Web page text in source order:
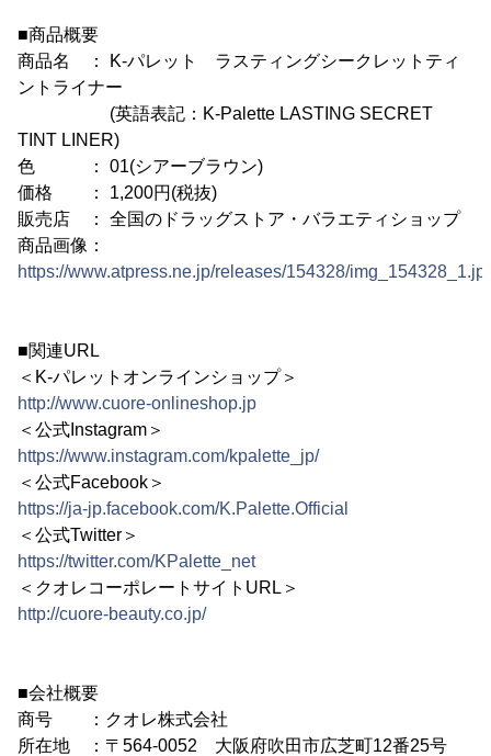
■商品概要
商品名 ： K-パレット ラスティングシークレットティ
ントライナー
(英語表記：K-Palette LASTING SECRET
TINT LINER)
色 ： 01(シアーブラウン)
価格 ： 1,200円(税抜)
販売店 ： 全国のドラッグストア・バラエティショップ
商品画像：
https://www.atpress.ne.jp/releases/154328/
■関連URL
＜K-パレットオンラインショップ＞
http://www.cuore-onlineshop.jp
＜公式Instagram＞
https://www.instagram.com/kpalette_jp/
＜公式Facebook＞
https://ja-jp.facebook.com/K.Palette.Official
＜公式Twitter＞
https://twitter.com/KPalette_net
＜クオレコーポレートサイトURL＞
http://cuore-beauty.co.jp/
■会社概要
商号 ：クオレ株式会社
所在地 ：〒564-0052 大阪府吹田市広芝町12番25号